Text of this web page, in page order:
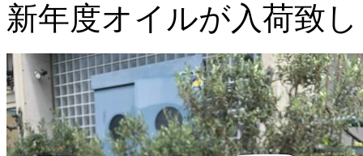
新年度オイルが入荷致